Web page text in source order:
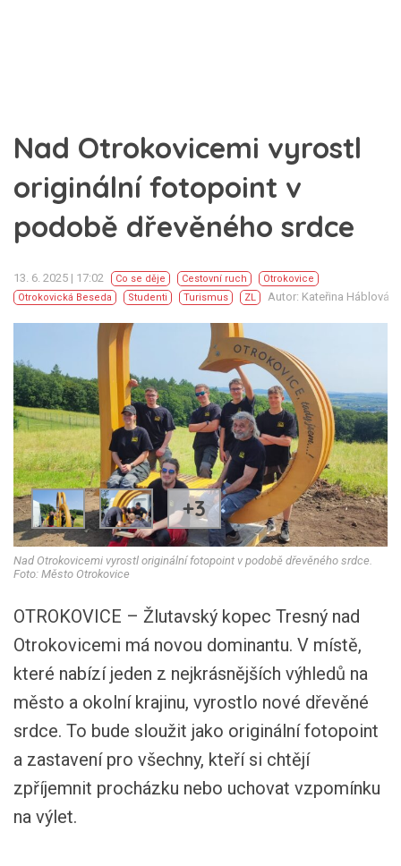
Nad Otrokovicemi vyrostl
originální fotopoint v
podobě dřevěného srdce
13. 6. 2025 | 17:02 Co se děje Cestovní ruch
Otrokovice
Otrokovická Beseda
Studenti Turismus ZL Autor: Kateřina Háblová
+3
Nad Otrokovicemi vyrostl originální fotopoint v podobě dřevěného srdce.
Foto: Město Otrokovice
OTROKOVICE – Žlutavský kopec Tresný nad
Otrokovicemi má novou dominantu. V místě,
které nabízí jeden z nejkrásnějších výhledů na
město a okolní krajinu, vyrostlo nové dřevěné
srdce. To bude sloužit jako originální fotopoint
a zastavení pro všechny, kteří si chtějí
zpříjemnit procházku nebo uchovat vzpomínku
na výlet.